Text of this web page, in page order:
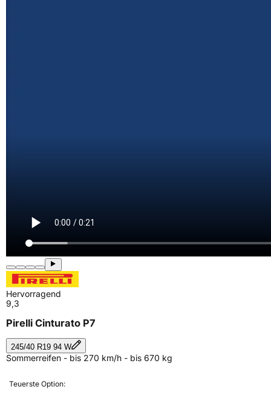
Hervorragend
9,3
Pirelli Cinturato P7
245/40 R19 94 W
Sommerreifen - bis 270 km/h - bis 670 kg
Teuerste Option: